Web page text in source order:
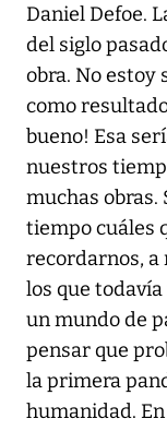
Daniel Defoe.
del siglo
obra. No estoy
como
bueno! Esa
nuestros
muchas obras.
tiempo cuáles
recordarnos, a
los que
un mundo de
pensar que
la primera
humanidad.